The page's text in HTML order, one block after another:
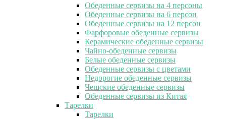
Обеденные сервизы на 4 персоны
Обеденные сервизы на 6 персон
Обеденные сервизы на 12 персон
Фарфоровые обеденные сервизы
Керамические обеденные сервизы
Чайно-обеденные сервизы
Белые обеденные сервизы
Обеденные сервизы с цветами
Недорогие обеденные сервизы
Чешские обеденные сервизы
Обеденные сервизы из Китая
Тарелки
Тарелки